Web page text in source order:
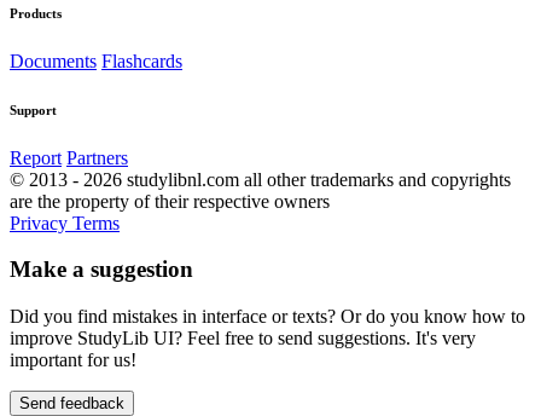
Products
Documents Flashcards
Support
Report Partners
© 2013 - 2026 studylibnl.com all other trademarks and copyrights
are the property of their respective owners
Privacy Terms
Make a suggestion
Did you find mistakes in interface or texts? Or do you know how to
improve StudyLib UI? Feel free to send suggestions. It's very
important for us!
Send feedback